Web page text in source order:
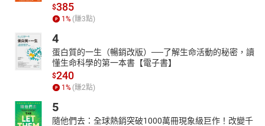
$385
1 % (賺3點)
4
蛋白質的一生（暢銷改版）──了解生命活動的秘密，讀
懂生命科學的第一本書【電子書】
$240
1 % (賺2點)
5
隨他們去：全球熱銷突破1000萬冊現象級巨作！改變千